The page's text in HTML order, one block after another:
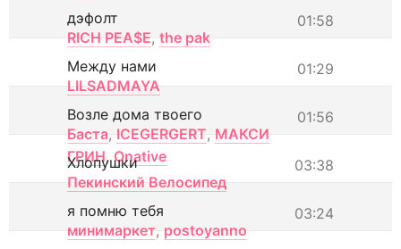
01:58
дэфолт
RICH PEA$E, the pak
01:29
Между нами
LILSADMAYA
01:56
Возле дома твоего
Баста, ICEGERGERT, МАКСИ
ГРИН, Onative 03:38
Хлопушки
Пекинский Велосипед
03:24
я помню тебя
минимаркет, postoyanno